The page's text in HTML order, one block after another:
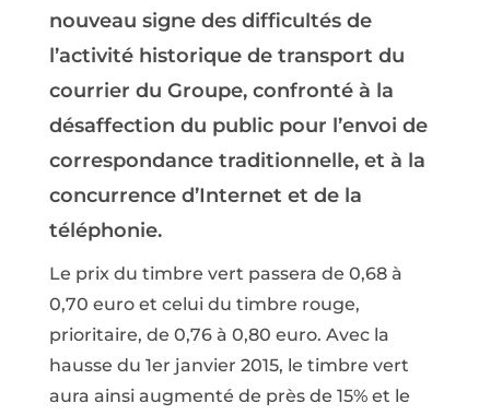
nouveau signe des difficultés de
l’activité historique de transport du
courrier du Groupe, confronté à la
désaffection du public pour l’envoi de
correspondance traditionnelle, et à la
concurrence d’Internet et de la
téléphonie.
Le prix du timbre vert passera de 0,68 à
0,70 euro et celui du timbre rouge,
prioritaire, de 0,76 à 0,80 euro. Avec la
hausse du 1er janvier 2015, le timbre vert
aura ainsi augmenté de près de 15% et le